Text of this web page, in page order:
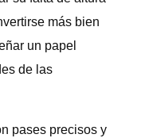
más bien
un papel
de las
pases precisos y